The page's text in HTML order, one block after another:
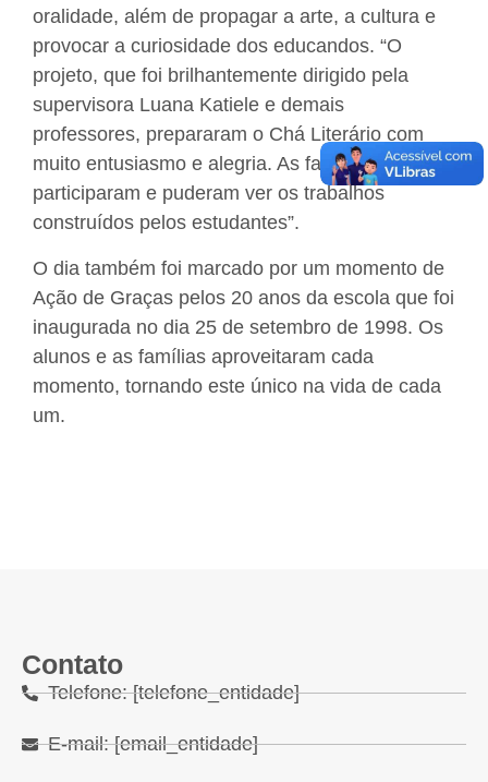
oralidade, além de propagar a arte, a cultura e
provocar a curiosidade dos educandos. “O
projeto, que foi brilhantemente dirigido pela
supervisora Luana Katiele e demais
professores, prepararam o Chá Literário com
muito entusiasmo e alegria. As famílias
participaram e puderam ver os trabalhos
construídos pelos estudantes”.
O dia também foi marcado por um momento de
Ação de Graças pelos 20 anos da escola que foi
inaugurada no dia 25 de setembro de 1998. Os
alunos e as famílias aproveitaram cada
momento, tornando este único na vida de cada
um.
Contato
Telefone: [telefone_entidade]
E-mail: [email_entidade]